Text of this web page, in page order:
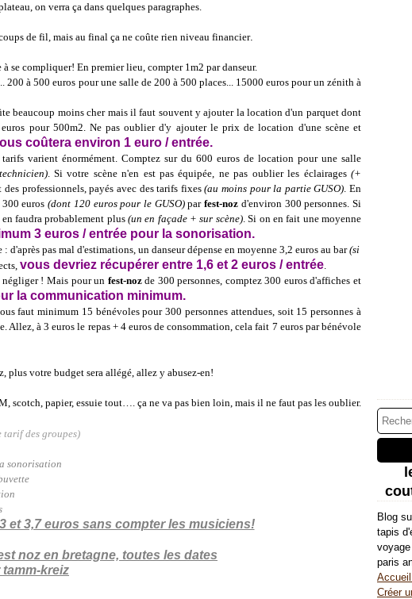
on verra ça dans quelques paragraphes.
de fil, mais au final ça ne coûte rien niveau financier.
à se compliquer! En premier lieu, compter 1m2 par danseur.
200 à 500 euros pour une salle de 200 à 500 places... 15000 euros pour un zénith à
beaucoup moins cher mais il faut souvent y ajouter la location d'un parquet dont
pour 500m2. Ne pas oublier d'y ajouter le prix de location d'une scène et
coûtera environ 1 euro / entrée.
varient énormément. Comptez sur du 600 euros de location pour une salle
. Si votre scène n'en est pas équipée, ne pas oublier les éclairages(+
des professionnels, payés avec des tarifs fixes(au moins pour la partie GUSO). En
300 euros(dont 120 euros pour le GUSO)parfest-noz d'environ 300 personnes. Si
faudra probablement plus(un en façade + sur scène). Si on en fait une moyenne
3 euros / entrée pour la sonorisation.
: d'après pas mal d'estimations, un danseur dépense en moyenne 3,2 euros au bar(si
vous devriez récupérer entre 1,6 et 2 euros / entrée.
négliger ! Mais pour un fest-nozde 300 personnes, comptez 300 euros d'affiches et
la communication minimum.
faut minimum 15 bénévoles pour 300 personnes attendues, soit 15 personnes à
Allez, à 3 euros le repas + 4 euros de consommation,cela fait 7 euros par bénévole
plus votre budget sera allégé, allez y abusez-en!
scotch, papier, essuie tout…. ça ne va pas bien loin, mais il ne faut pas les oublier.
des groupes)
sonorisation
et 3,7 euros sans compter les musiciens!
Blog
tapis
paris
Créer